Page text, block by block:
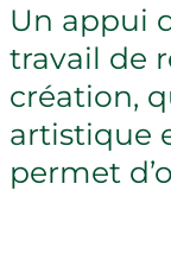
Un appui
travail de
création,
artistique
permet